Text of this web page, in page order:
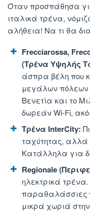
Όταν προσπάθησα
ιταλικά τρένα,
αλήθεια! Να τι θα
Frecciarossa,
(Τρένα Υψηλής
άσπρα βέλη που
μεγάλων πόλεων
Βενετία και το
δωρεάν Wi-Fi,
Τρένα InterCity:
ταχύτητας, αλλά
Κατάλληλα για
Regionale
ηλεκτρικά
παραθαλάσσιες
μικρά χωριά